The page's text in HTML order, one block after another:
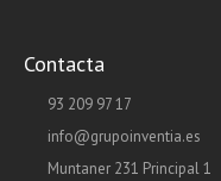
Contacta
93 209 97 17
info@grupoinventia.es
Muntaner 231 Principal 1